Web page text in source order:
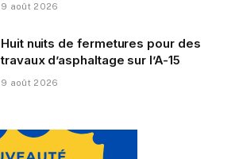
9 août 2026
Huit nuits de fermetures pour des
travaux d’asphaltage sur l’A-15
9 août 2026